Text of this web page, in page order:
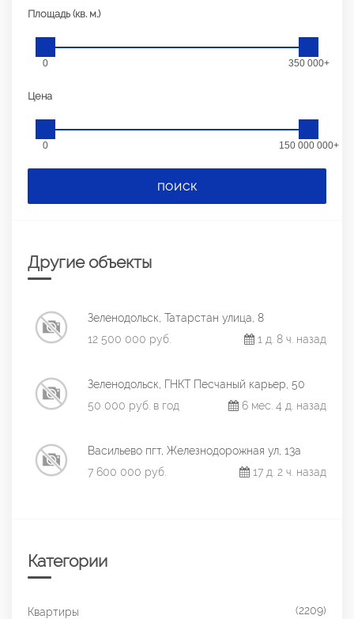
Площадь (кв. м.)
0 350 000+
Цена
0 150 000 000+
ПОИСК
Другие объекты
Зеленодольск, Татарстан улица, 8
12 500 000 руб.
1 д. 8 ч. назад
Зеленодольск, ГНКТ Песчаный карьер, 50
50 000 руб. в год
6 мес. 4 д. назад
Васильево пгт, Железнодорожная ул, 13а
7 600 000 руб.
17 д. 2 ч. назад
Категории
Квартиры (2209)